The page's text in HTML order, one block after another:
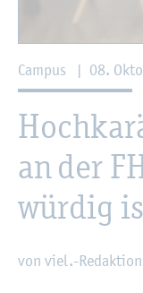
Cam­pus | 08.
an der
wür­dig
von viel.-Re­dak­ti­on